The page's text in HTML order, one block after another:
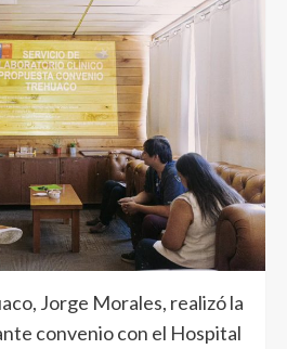
Jorge Morales, realizó la
convenio con el Hospital